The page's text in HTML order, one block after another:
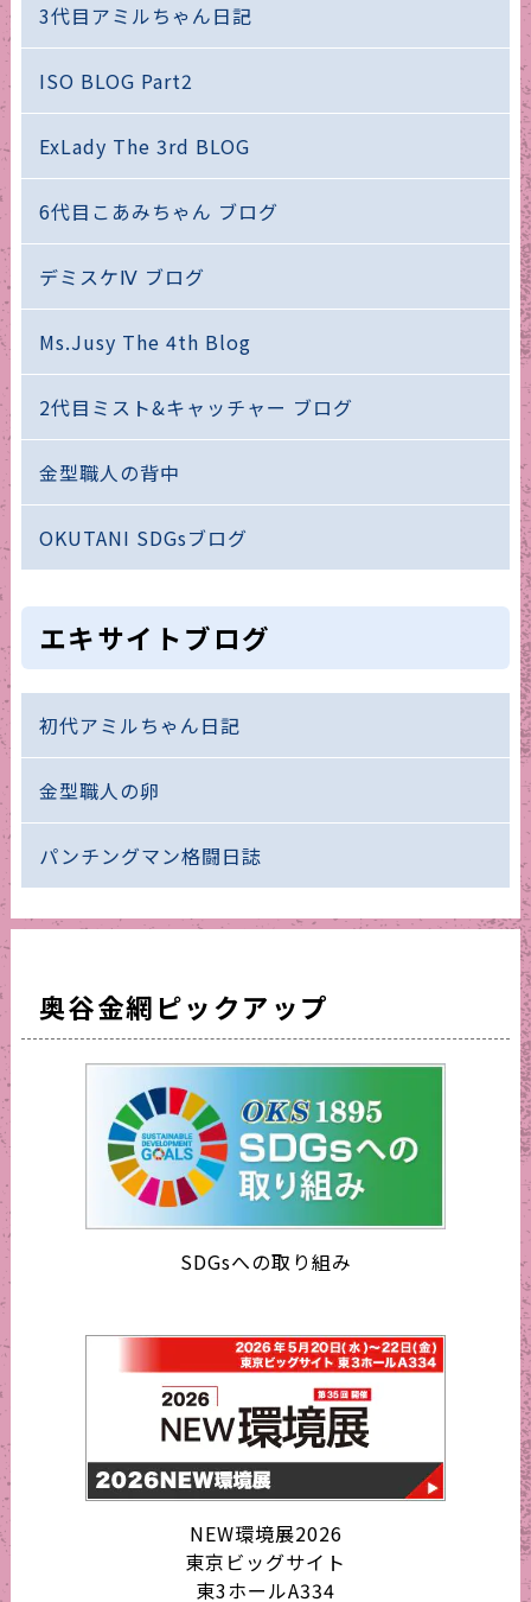
3代目アミルちゃん日記
ISO BLOG Part2
ExLady The 3rd BLOG
6代目こあみちゃん ブログ
デミスケⅣ ブログ
Ms.Jusy The 4th Blog
2代目ミスト&キャッチャー ブログ
金型職人の背中
OKUTANI SDGsブログ
エキサイトブログ
初代アミルちゃん日記
金型職人の卵
パンチングマン格闘日誌
奥谷金網ピックアップ
SDGsへの取り組み
NEW環境展2026
東京ビッグサイト
東3ホールA334